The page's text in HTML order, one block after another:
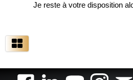
Je reste à votre disposition